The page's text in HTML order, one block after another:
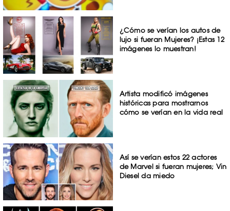
¿Cómo se verían los autos de
lujo si fueran Mujeres? ¡Estas 12
imágenes lo muestran!
Artista modificó imágenes
históricas para mostrarnos
cómo se verían en la vida real
Así se verían estos 22 actores
de Marvel si fueran mujeres; Vin
Diesel da miedo